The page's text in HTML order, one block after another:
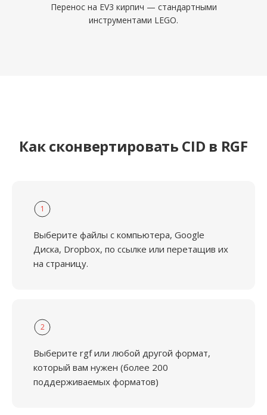
Перенос на EV3 кирпич — стандартными
инструментами LEGO.
Как сконвертировать CID в RGF
1
Выберите файлы с компьютера, Google
Диска, Dropbox, по ссылке или перетащив их
на страницу.
2
Выберите rgf или любой другой формат,
который вам нужен (более 200
поддерживаемых форматов)